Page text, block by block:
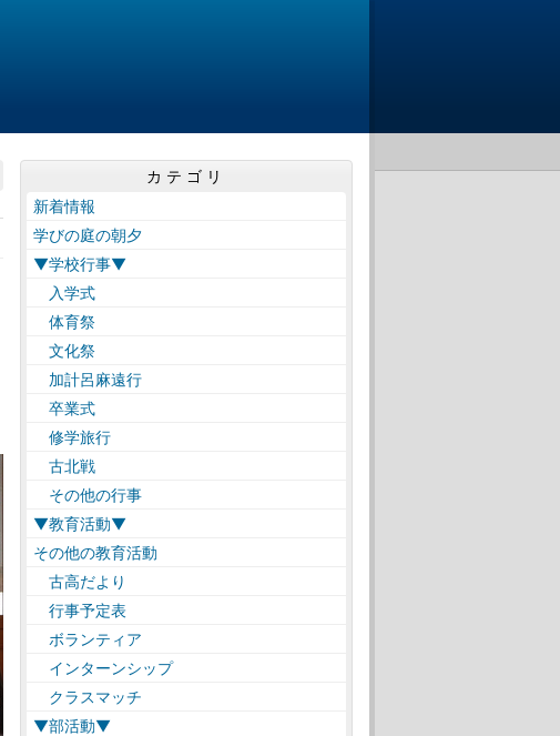
カテゴリ
新着情報
学びの庭の朝夕
▼学校行事▼
入学式
体育祭
文化祭
加計呂麻遠行
卒業式
修学旅行
古北戦
その他の行事
▼教育活動▼
その他の教育活動
古高だより
行事予定表
ボランティア
インターンシップ
クラスマッチ
▼部活動▼